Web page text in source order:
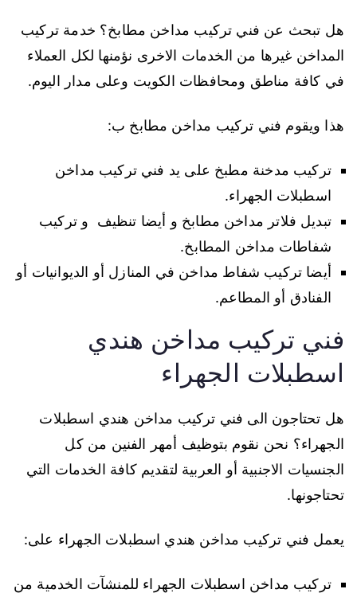
هل تبحث عن فني تركيب مداخن مطابخ؟ خدمة تركيب
المداخن غيرها من الخدمات الاخرى نؤمنها لكل العملاء
في كافة مناطق ومحافظات الكويت وعلى مدار اليوم.
هذا ويقوم فني تركيب مداخن مطابخ ب:
تركيب مدخنة مطبخ على يد فني تركيب مداخن
اسطبلات الجهراء.
تبديل فلاتر مداخن مطابخ و أيضا تنظيف و تركيب
شفاطات مداخن المطابخ.
أيضا تركيب شفاط مداخن في المنازل أو الديوانيات أو
الفنادق أو المطاعم.
فني تركيب مداخن هندي
اسطبلات الجهراء
هل تحتاجون الى فني تركيب مداخن هندي اسطبلات
الجهراء؟ نحن نقوم بتوظيف أمهر الفنين من كل
الجنسيات الاجنبية أو العربية لتقديم كافة الخدمات التي
تحتاجونها.
يعمل فني تركيب مداخن هندي اسطبلات الجهراء على:
تركيب مداخن اسطبلات الجهراء للمنشآت الخدمية من